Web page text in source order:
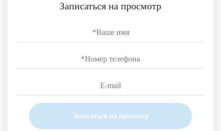
Записаться на просмотр
Записаться на просмотр